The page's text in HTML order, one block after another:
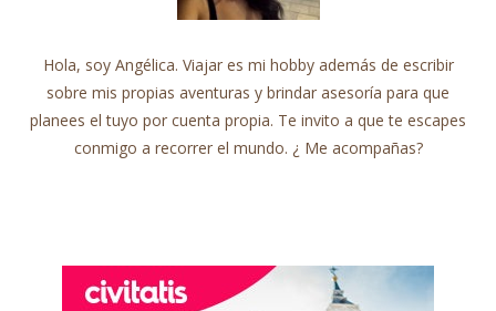
Hola, soy Angélica. Viajar es mi hobby además de escribir
sobre mis propias aventuras y brindar asesoría para que
planees el tuyo por cuenta propia. Te invito a que te escapes
conmigo a recorrer el mundo. ¿ Me acompañas?